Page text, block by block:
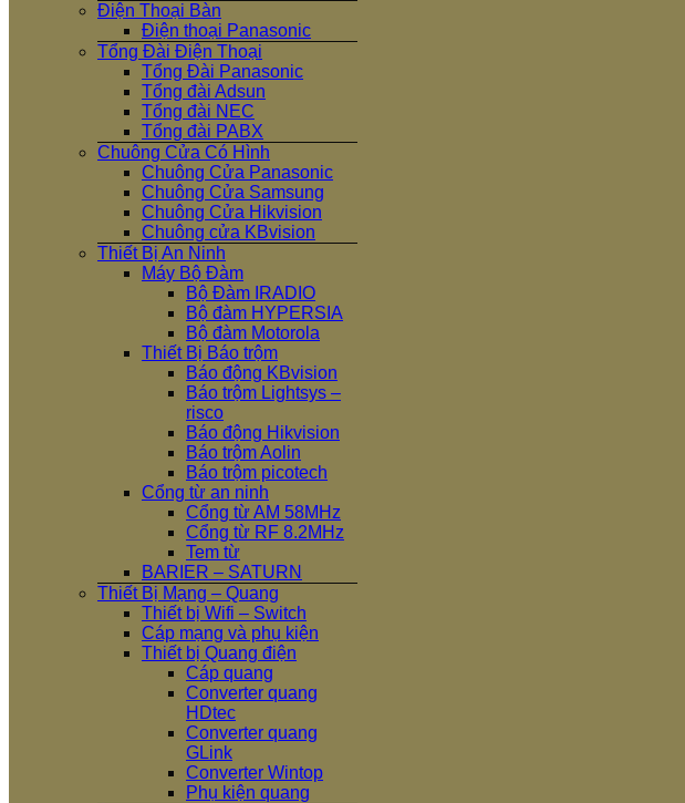
Điện Thoại Bàn
Điện thoại Panasonic
Tổng Đài Điện Thoại
Tổng Đài Panasonic
Tổng đài Adsun
Tổng đài NEC
Tổng đài PABX
Chuông Cửa Có Hình
Chuông Cửa Panasonic
Chuông Cửa Samsung
Chuông Cửa Hikvision
Chuông cửa KBvision
Thiết Bị An Ninh
Máy Bộ Đàm
Bộ Đàm IRADIO
Bộ đàm HYPERSIA
Bộ đàm Motorola
Thiết Bị Báo trộm
Báo động KBvision
Báo trộm Lightsys –
risco
Báo động Hikvision
Báo trộm Aolin
Báo trộm picotech
Cổng từ an ninh
Cổng từ AM 58MHz
Cổng từ RF 8.2MHz
Tem từ
BARIER – SATURN
Thiết Bị Mạng – Quang
Thiết bị Wifi – Switch
Cáp mạng và phụ kiện
Thiết bị Quang điện
Cáp quang
Converter quang
HDtec
Converter quang
GLink
Converter Wintop
Phụ kiện quang